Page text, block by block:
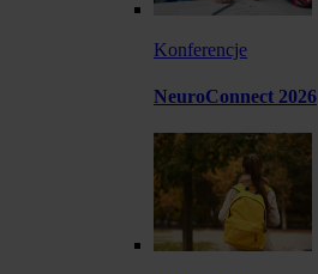
Konferencje
NeuroConnect 2026